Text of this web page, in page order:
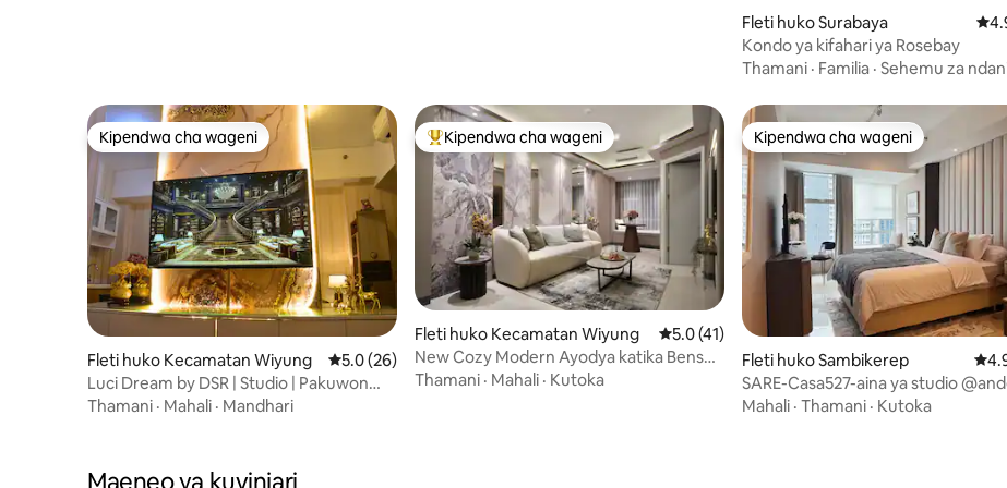
Fleti huko Surabaya
Kondo ya kifahari ya Rosebay
Thamani · Familia · Sehemu za
Kipendwa cha wageni
Kipendwa cha wageni
Fleti huko Kecamatan Wiyung Ukadiriaji wa wastani wa 5.0 kati ya 5, tathmini 26
5.0 (26)
Luci Dream by DSR | Studio | Pakuwon
Mall | Benson
Thamani · Mahali · Mandhari
Kipendwa maarufu cha wageni
Kipendwa cha wageni
Fleti huko Kecamatan Wiyung Ukadiriaji wa wastani wa 5.0 kati ya 5, tathmini
5.0 (41)
New Cozy Modern Ayodya katika Benson
Pakuwon Mall
Thamani · Mahali · Kutoka
Kipendwa cha wageni
Kipendwa cha wageni
Fleti huko Sambikerep
SARE-Casa527-aina ya studio
Pakuwonmall
Mahali · Thamani · Kutoka